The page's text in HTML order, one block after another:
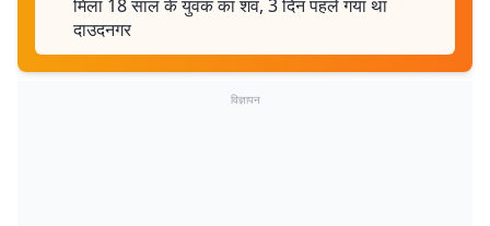
मिला 18 साल के युवक का शव, 3 दिन पहले गया था
दाउदनगर
विज्ञापन